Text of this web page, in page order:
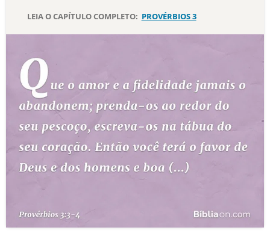
ESTUDOS BÍBLICOS
TEMAS
PERGUNTE À BÍBLIA IA
TERMO BÍBLICO JOGOS
QUEM SOMOS
LEIA O CAPÍTULO COMPLETO: PROVÉRBIOS 3